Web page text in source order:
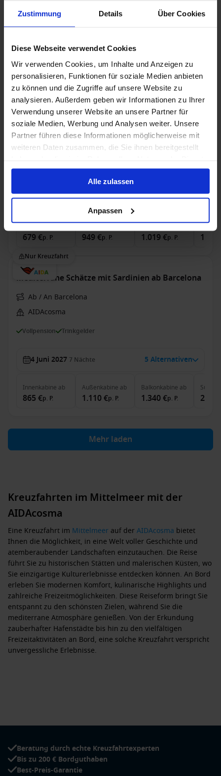
Zustimmung Details Über Cookies
Diese Webseite verwendet Cookies
Wir verwenden Cookies, um Inhalte und Anzeigen zu
personalisieren, Funktionen für soziale Medien anbieten
zu können und die Zugriffe auf unsere Website zu
analysieren. Außerdem geben wir Informationen zu Ihrer
Verwendung unserer Website an unsere Partner für
soziale Medien, Werbung und Analysen weiter. Unsere
Partner führen diese Informationen möglicherweise mit
weiteren Daten zusammen, die Sie ihnen bereitgestellt
gesammelt haben.
Alle zulassen
Anpassen
8 Mai 2027 7Nächte
Innenkabineab
915 €p. P.
Außenkabine ab
1.215 € p. P. 1.460 €p. P.
Nur Kreuzfahrt
Westliches Mittelmeer ab Barcelona, Spanien auf
AIDAcosma
Ab / An Barcelona
AIDAcosma
Vollpension Trinkgelder
30 Okt. 2026 7Nächte 31 Alternativen
679 €p. P. 949 €p. P. 1.019 €p. P.
Nur Kreuzfahrt
Mediterrane Schätze mit Sardinien ab Barcelona
Ab / An Barcelona
AIDAcosma
Vollpension Trinkgelder
4 Juni 2027 7 Nächte 5 Alternativen
Innenkabine ab
865 €p. P.
Außenkabine ab
1.110 €p. P.
Balkonkabine ab
1.340 €p. P.
Suite
Mehr laden
Kreuzfahrten im Mittelmeer mit der
AIDAcosma
Eine Kreuzfahrt im Mittelmeer auf derAIDAcosma bietet
Ihnen die Möglichkeit, in eine Welt voller Geschichte und
atemberaubender Landschaften einzutauchen. Die Reise
führt Sie zu historischen Stätten und malerischen Küsten, wo
Sie einzigartige Kulturerlebnisse entdecken können. An Bord
erleben Sie modernen Komfort, kulinarische Highlights und
zahlreiche Freizeitmöglichkeiten. Diese Reiseform bringt Sie
entspannt zu den schönsten Zielen, während Sie die
mediterrane Atmosphäre genießen. Von der Erkundung
zauberhafter Hafenstädte bis hin zu den vielfältigen
Freizeitaktivitäten an Bord, eine solche Kreuzfahrt verspricht
unvergessliche Erlebnisse.
Beratung durch echte Kreuzfahrtexperten
Bis zu 200 € Bordguthaben
Best-Preis-Garantie